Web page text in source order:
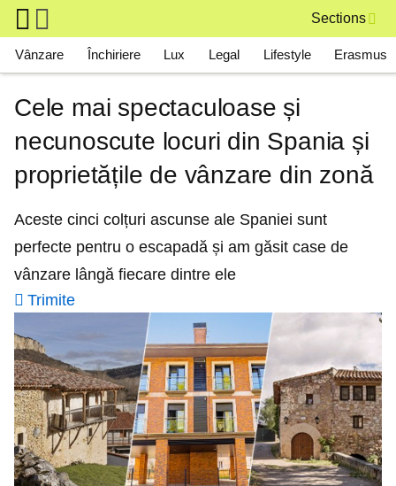
Skip to main content
Sections
Main navigation
Vânzare Închiriere Lux Legal Lifestyle Erasmus
Cele mai spectaculoase și
necunoscute locuri din Spania și
proprietățile de vânzare din zonă
Aceste cinci colțuri ascunse ale Spaniei sunt
perfecte pentru o escapadă și am găsit case de
vânzare lângă fiecare dintre ele
Trimite